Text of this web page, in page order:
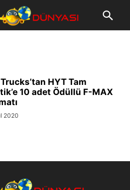
HYT Tam
10 adet Ödüllü F-MAX
2020